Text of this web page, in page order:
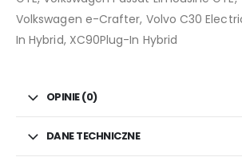
Volkswagen e-Crafter, Volvo C30
In Hybrid, XC90Plug-In Hybrid
OPINIE (0)
DANE TECHNICZNE